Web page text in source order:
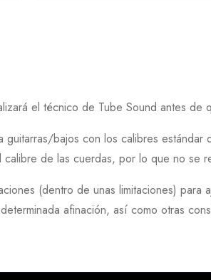
el técnico de Tube Sound antes de
guitarras/bajos con los calibres
calibre de las cuerdas, por lo que no se
(dentro de unas limitaciones)
afinación, así como otras